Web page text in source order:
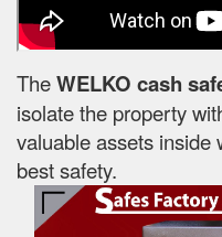
TheWELKO cash
isolate the property
valuable assets inside
best safety.